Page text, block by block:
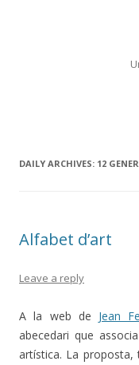
DAILY ARCHIVES: 12
Alfabet d’art
Leave a reply
A la web de Jean
abecedari que
artística. La